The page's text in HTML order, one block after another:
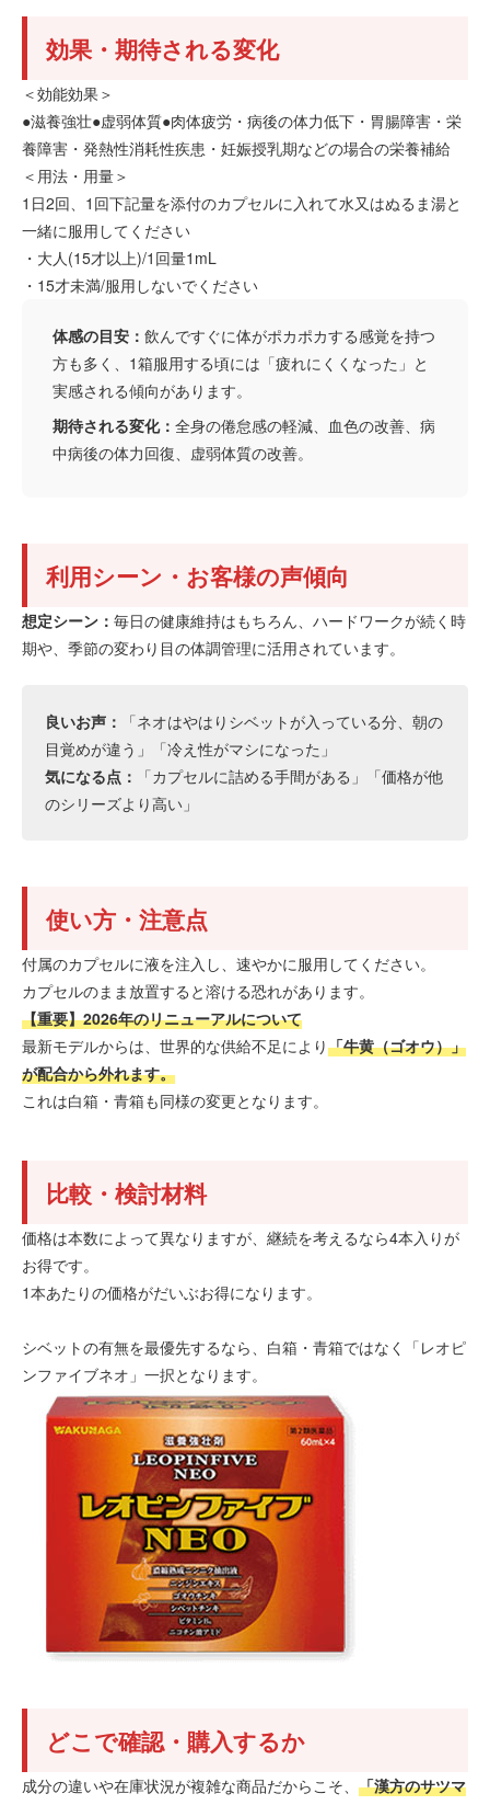
効果・期待される変化
＜効能効果＞
●滋養強壮●虚弱体質●肉体疲労・病後の体力低下・胃腸障害・栄
養障害・発熱性消耗性疾患・妊娠授乳期などの場合の栄養補給
＜用法・用量＞
1日2回、1回下記量を添付のカプセルに入れて水又はぬるま湯と
一緒に服用してください
・大人(15才以上)/1回量1mL
・15才未満/服用しないでください
体感の目安： 飲んですぐに体がポカポカする感覚を持つ
方も多く、1箱服用する頃には「疲れにくくなった」と
実感される傾向があります。
期待される変化： 全身の倦怠感の軽減、血色の改善、病
中病後の体力回復、虚弱体質の改善。
利用シーン・お客様の声傾向
想定シーン： 毎日の健康維持はもちろん、ハードワークが続く時
期や、季節の変わり目の体調管理に活用されています。
良いお声：
「ネオはやはりシベットが入っている分、朝の
目覚めが違う」「冷え性がマシになった」
気になる点：
「カプセルに詰める手間がある」「価格が他
のシリーズより高い」
使い方・注意点
付属のカプセルに液を注入し、速やかに服用してください。
カプセルのまま放置すると溶ける恐れがあります。
【重要】2026年のリニューアルについて
最新モデルからは、世界的な供給不足により「牛黄（ゴオウ）」
が配合から外れます。
これは白箱・青箱も同様の変更となります。
比較・検討材料
価格は本数によって異なりますが、継続を考えるなら4本入りが
お得です。
1本あたりの価格がだいぶお得になります。
シベットの有無を最優先するなら、白箱・青箱ではなく「レオピ
ンファイブネオ」一択となります。
どこで確認・購入するか
成分の違いや在庫状況が複雑な商品だからこそ、 「漢方のサツマ